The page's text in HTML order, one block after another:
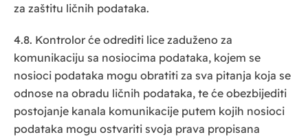
za zaštitu ličnih podataka.
4.8. Kontrolor će odrediti lice zaduženo za
komunikaciju sa nosiocima podataka, kojem se
nosioci podataka mogu obratiti za sva pitanja koja se
odnose na obradu ličnih podataka, te će obezbijediti
postojanje kanala komunikacije putem kojih nosioci
podataka mogu ostvariti svoja prava propisana